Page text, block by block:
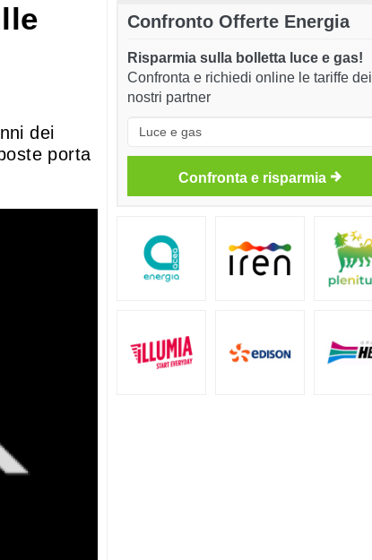
dei
porta
Confronto Offerte Energia
Risparmia sulla bolletta luce e gas!
Confronta e richiedi online le tariffe dei
nostri partner
Confronta e risparmia